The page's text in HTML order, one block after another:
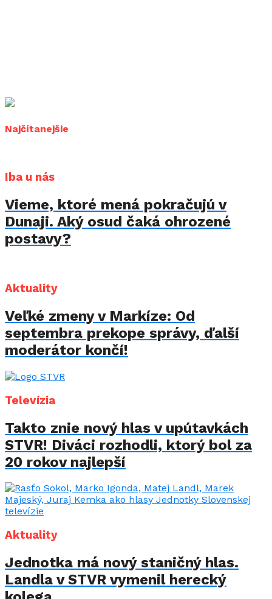
Najčítanejšie
Iba u nás
Vieme, ktoré mená pokračujú v
Dunaji. Aký osud čaká ohrozené
postavy?
Aktuality
Veľké zmeny v Markíze: Od
septembra prekope správy, ďalší
moderátor končí!
Televízia
Takto znie nový hlas v upútavkách
STVR! Diváci rozhodli, ktorý bol za
20 rokov najlepší
Aktuality
Jednotka má nový staničný hlas.
Landla v STVR vymenil herecký